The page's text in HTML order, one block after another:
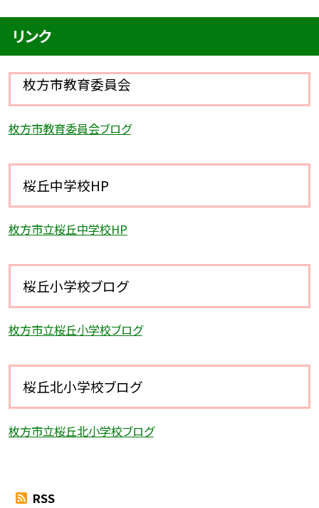
リンク
枚方市教育委員会
枚方市教育委員会ブログ
桜丘中学校HP
枚方市立桜丘中学校HP
桜丘小学校ブログ
枚方市立桜丘小学校ブログ
桜丘北小学校ブログ
枚方市立桜丘北小学校ブログ
RSS